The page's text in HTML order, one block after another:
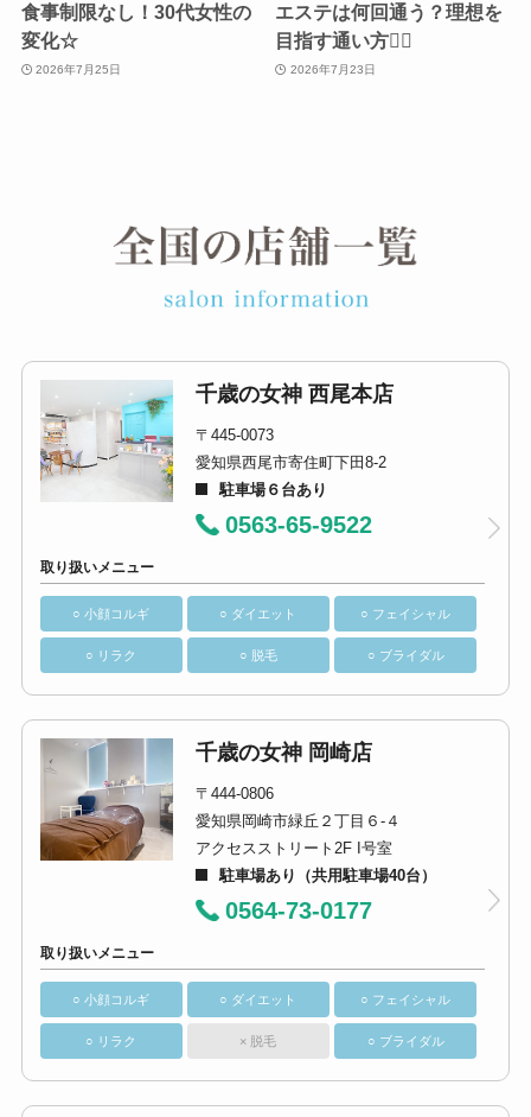
食事制限なし！30代女性の
変化☆
2026年7月25日
エステは何回通う？理想を
目指す通い方💆‍♀️
2026年7月23日
千歳の女神 西尾本店
〒445-0073
愛知県西尾市寄住町下田8-2
駐車場６台あり
0563-65-9522
取り扱いメニュー
○ 小顔コルギ ○ ダイエット ○ フェイシャル
○ リラク ○ 脱毛 ○ ブライダル
千歳の女神 岡崎店
〒444-0806
愛知県岡崎市緑丘２丁目６-４
アクセスストリート2F I号室
駐車場あり（共用駐車場40台）
0564-73-0177
取り扱いメニュー
○ 小顔コルギ ○ ダイエット ○ フェイシャル
○ リラク × 脱毛 ○ ブライダル